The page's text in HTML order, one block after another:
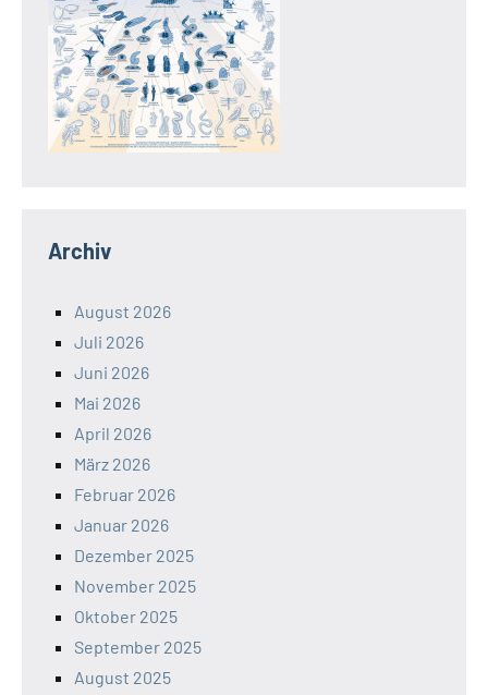
Archiv
August 2026
Juli 2026
Juni 2026
Mai 2026
April 2026
März 2026
Februar 2026
Januar 2026
Dezember 2025
November 2025
Oktober 2025
September 2025
August 2025